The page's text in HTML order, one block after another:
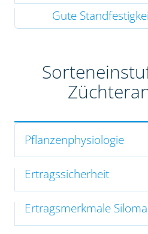
Gute
Pflanzenphysiologie
Ertragssicherheit
Ertragsmerkmale